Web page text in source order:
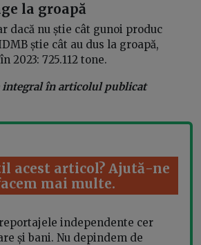
la groapă
dacă nu știe cât gunoi produc
știe cât au dus la groapă,
2023: 725.112 tone.
în articolul publicat
acest articol? Ajută-ne
mai multe.
independente cer
și bani. Nu depindem de